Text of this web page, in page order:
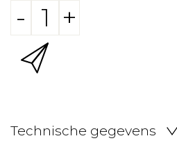
- +
Technische gegevens